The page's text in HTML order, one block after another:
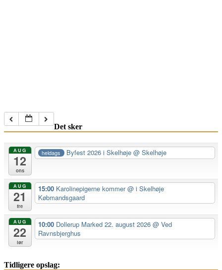
Det sker
AUG
12
ons
heldags Byfest 2026 i Skelhøje@ Skelhøje
AUG
21
fre
15:00 Karolinepigerne kommer@ i Skelhøje
Købmandsgaard
AUG
22
lør
10:00 Dollerup Marked 22. august 2026 @ Ved
Ravnsbjerghus
Tidligere opslag: